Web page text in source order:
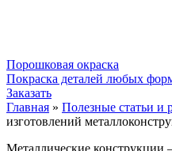
Порошковая окраска
Покраска деталей любых
Заказать
Главная » Полезные статьи и
изготовлений
Металлические конструкции